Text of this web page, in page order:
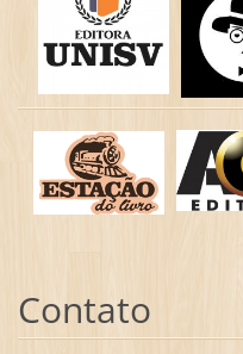
Contato